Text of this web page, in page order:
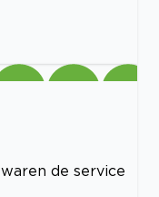
de service